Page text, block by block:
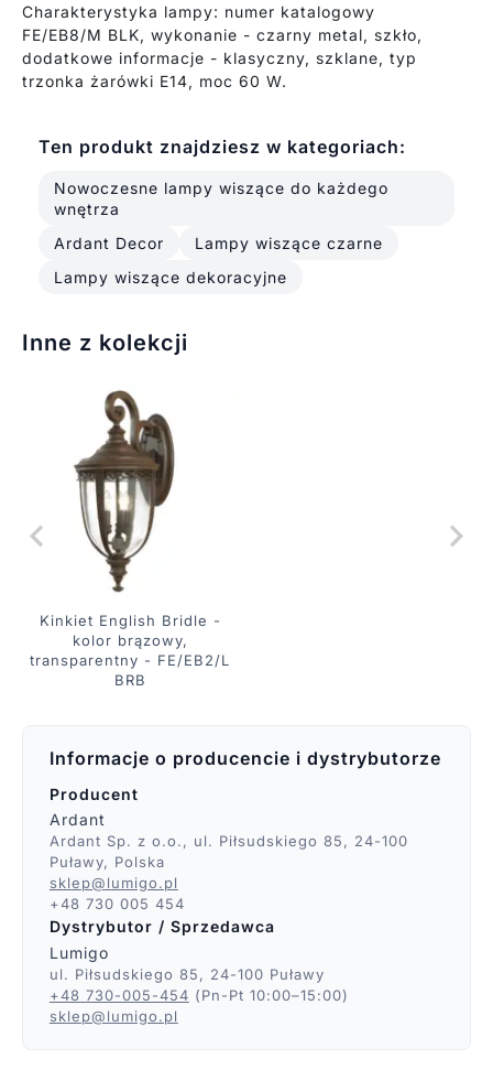
Charakterystyka lampy: numer katalogowy
FE/EB8/M BLK, wykonanie - czarny metal, szkło,
dodatkowe informacje - klasyczny, szklane, typ
trzonka żarówki E14, moc 60 W.
Ten produkt znajdziesz w kategoriach:
Nowoczesne lampy wiszące do każdego
wnętrza
Ardant Decor
Lampy wiszące czarne
Lampy wiszące dekoracyjne
Inne z kolekcji
Kinkiet English Bridle -
kolor brązowy,
transparentny - FE/EB2/L
BRB
Informacje o producencie i dystrybutorze
Producent
Ardant
Ardant Sp. z o.o., ul. Piłsudskiego 85, 24-100
Puławy, Polska
sklep@lumigo.pl
+48 730 005 454
Dystrybutor / Sprzedawca
Lumigo
ul. Piłsudskiego 85, 24-100 Puławy
+48 730-005-454 (Pn-Pt 10:00–15:00)
sklep@lumigo.pl